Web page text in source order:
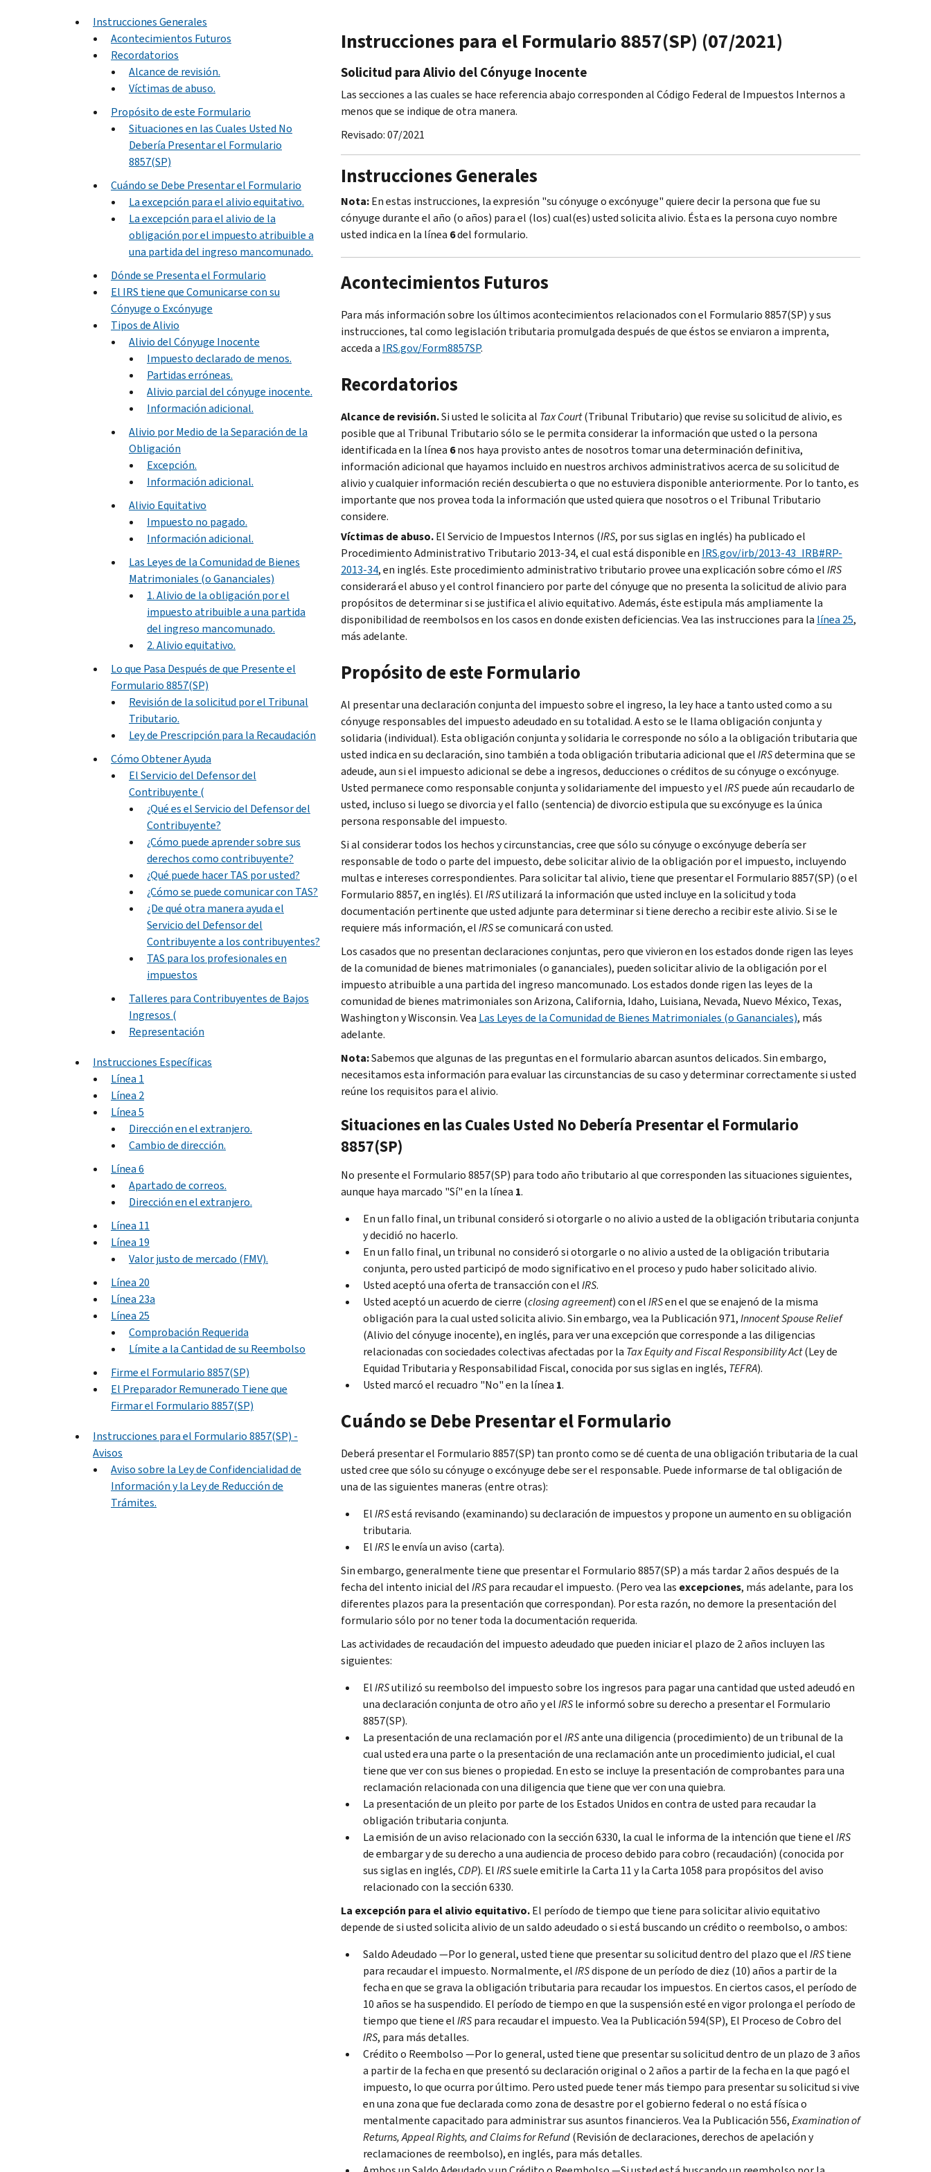
Instrucciones Generales
Acontecimientos Futuros
Recordatorios
Alcance de revisión.
Víctimas de abuso.
Propósito de este Formulario
Situaciones en las Cuales Usted No
Debería Presentar el Formulario
8857(SP)
Cuándo se Debe Presentar el Formulario
La excepción para el alivio equitativo.
La excepción para el alivio de la
obligación por el impuesto atribuible a
una partida del ingreso mancomunado.
Dónde se Presenta el Formulario
El IRS tiene que Comunicarse con su
Cónyuge o Excónyuge
Tipos de Alivio
Alivio del Cónyuge Inocente
Impuesto declarado de menos.
Partidas erróneas.
Alivio parcial del cónyuge inocente.
Información adicional.
Alivio por Medio de la Separación de la
Obligación
Excepción.
Información adicional.
Alivio Equitativo
Impuesto no pagado.
Información adicional.
Las Leyes de la Comunidad de Bienes
Matrimoniales (o Gananciales)
1. Alivio de la obligación por el
impuesto atribuible a una partida
del ingreso mancomunado.
2. Alivio equitativo.
Lo que Pasa Después de que Presente el
Formulario 8857(SP)
Revisión de la solicitud por el Tribunal
Tributario.
Ley de Prescripción para la Recaudación
Cómo Obtener Ayuda
El Servicio del Defensor del
Contribuyente (
¿Qué es el Servicio del Defensor del
Contribuyente?
¿Cómo puede aprender sobre sus
derechos como contribuyente?
¿Qué puede hacer TAS por usted?
¿Cómo se puede comunicar con TAS?
¿De qué otra manera ayuda el
Servicio del Defensor del
Contribuyente a los contribuyentes?
TAS para los profesionales en
impuestos
Talleres para Contribuyentes de Bajos
Ingresos (
Representación
Instrucciones Específicas
Línea 1
Línea 2
Línea 5
Dirección en el extranjero.
Cambio de dirección.
Línea 6
Apartado de correos.
Dirección en el extranjero.
Línea 11
Línea 19
Valor justo de mercado (FMV).
Línea 20
Línea 23a
Línea 25
Comprobación Requerida
Límite a la Cantidad de su Reembolso
Firme el Formulario 8857(SP)
El Preparador Remunerado Tiene que
Firmar el Formulario 8857(SP)
Instrucciones para el Formulario 8857(SP) -
Avisos
Aviso sobre la Ley de Confidencialidad de
Información y la Ley de Reducción de
Trámites.
Instrucciones para el Formulario 8857(SP) (07/2021)
Solicitud para Alivio del Cónyuge Inocente
Las secciones a las cuales se hace referencia abajo corresponden al Código Federal de Impuestos Internos a
menos que se indique de otra manera.
Revisado: 07/2021
Instrucciones Generales
Nota:En estas instrucciones, la expresión "su cónyuge o excónyuge" quiere decir la persona que fue su
cónyuge durante el año (o años) para el (los) cual(es) usted solicita alivio. Ésta es la persona cuyo nombre
usted indica en la línea 6del formulario.
Acontecimientos Futuros
Para más información sobre los últimos acontecimientos relacionados con el Formulario 8857(SP) y sus
instrucciones, tal como legislación tributaria promulgada después de que éstos se enviaron a imprenta,
acceda a IRS.gov/Form8857SP.
Recordatorios
Alcance de revisión.Si usted le solicita al Tax Court(Tribunal Tributario) que revise su solicitud de alivio, es
posible que al Tribunal Tributario sólo se le permita considerar la información que usted o la persona
identificada en la línea 6nos haya provisto antes de nosotros tomar una determinación definitiva,
información adicional que hayamos incluido en nuestros archivos administrativos acerca de su solicitud de
alivio y cualquier información recién descubierta o que no estuviera disponible anteriormente. Por lo tanto, es
importante que nos provea toda la información que usted quiera que nosotros o el Tribunal Tributario
considere.
Víctimas de abuso.El Servicio de Impuestos Internos (IRS, por sus siglas en inglés) ha publicado el
Procedimiento Administrativo Tributario 2013-34, el cual está disponible en IRS.gov/irb/2013-43_IRB#RP-
2013-34, en inglés. Este procedimiento administrativo tributario provee una explicación sobre cómo elIRS
considerará el abuso y el control financiero por parte del cónyuge que no presenta la solicitud de alivio para
propósitos de determinar si se justifica el alivio equitativo. Además, éste estipula más ampliamente la
disponibilidad de reembolsos en los casos en donde existen deficiencias. Vea las instrucciones para la línea 25,
más adelante.
Propósito de este Formulario
Al presentar una declaración conjunta del impuesto sobre el ingreso, la ley hace a tanto usted como a su
cónyuge responsables del impuesto adeudado en su totalidad. A esto se le llama obligación conjunta y
solidaria (individual). Esta obligación conjunta y solidaria le corresponde no sólo a la obligación tributaria que
usted indica en su declaración, sino también a toda obligación tributaria adicional que elIRSdetermina que se
adeude, aun si el impuesto adicional se debe a ingresos, deducciones o créditos de su cónyuge o excónyuge.
Usted permanece como responsable conjunta y solidariamente del impuesto y elIRSpuede aún recaudarlo de
usted, incluso si luego se divorcia y el fallo (sentencia) de divorcio estipula que su excónyuge es la única
persona responsable del impuesto.
Si al considerar todos los hechos y circunstancias, cree que sólo su cónyuge o excónyuge debería ser
responsable de todo o parte del impuesto, debe solicitar alivio de la obligación por el impuesto, incluyendo
multas e intereses correspondientes. Para solicitar tal alivio, tiene que presentar el Formulario 8857(SP) (o el
Formulario 8857, en inglés). ElIRSutilizará la información que usted incluye en la solicitud y toda
documentación pertinente que usted adjunte para determinar si tiene derecho a recibir este alivio. Si se le
requiere más información, elIRSse comunicará con usted.
Los casados que no presentan declaraciones conjuntas, pero que vivieron en los estados donde rigen las leyes
de la comunidad de bienes matrimoniales (o gananciales), pueden solicitar alivio de la obligación por el
impuesto atribuible a una partida del ingreso mancomunado. Los estados donde rigen las leyes de la
comunidad de bienes matrimoniales son Arizona, California, Idaho, Luisiana, Nevada, Nuevo México, Texas,
Washington y Wisconsin. Vea Las Leyes de la Comunidad de Bienes Matrimoniales (o Gananciales), más
adelante.
Nota:Sabemos que algunas de las preguntas en el formulario abarcan asuntos delicados. Sin embargo,
necesitamos esta información para evaluar las circunstancias de su caso y determinar correctamente si usted
reúne los requisitos para el alivio.
Situaciones en las Cuales Usted No Debería Presentar el Formulario
8857(SP)
No presente el Formulario 8857(SP) para todo año tributario al que corresponden las situaciones siguientes,
aunque haya marcado "Sí" en la línea 1.
En un fallo final, un tribunal consideró si otorgarle o no alivio a usted de la obligación tributaria conjunta
y decidió no hacerlo.
En un fallo final, un tribunal no consideró si otorgarle o no alivio a usted de la obligación tributaria
conjunta, pero usted participó de modo significativo en el proceso y pudo haber solicitado alivio.
Usted aceptó una oferta de transacción con elIRS.
Usted aceptó un acuerdo de cierre (closing agreement) con elIRSen el que se enajenó de la misma
obligación para la cual usted solicita alivio. Sin embargo, vea la Publicación 971,Innocent Spouse Relief
(Alivio del cónyuge inocente), en inglés, para ver una excepción que corresponde a las diligencias
relacionadas con sociedades colectivas afectadas por la Tax Equity and Fiscal Responsibility Act(Ley de
Equidad Tributaria y Responsabilidad Fiscal, conocida por sus siglas en inglés, TEFRA).
Usted marcó el recuadro "No" en la línea 1.
Cuándo se Debe Presentar el Formulario
Deberá presentar el Formulario 8857(SP) tan pronto como se dé cuenta de una obligación tributaria de la cual
usted cree que sólo su cónyuge o excónyuge debe ser el responsable. Puede informarse de tal obligación de
una de las siguientes maneras (entre otras):
ElIRSestá revisando (examinando) su declaración de impuestos y propone un aumento en su obligación
tributaria.
ElIRSle envía un aviso (carta).
Sin embargo, generalmente tiene que presentar el Formulario 8857(SP) a más tardar 2 años después de la
fecha del intento inicial delIRSpara recaudar el impuesto. (Pero vea las excepciones, más adelante, para los
diferentes plazos para la presentación que correspondan). Por esta razón, no demore la presentación del
formulario sólo por no tener toda la documentación requerida.
Las actividades de recaudación del impuesto adeudado que pueden iniciar el plazo de 2 años incluyen las
siguientes:
ElIRSutilizó su reembolso del impuesto sobre los ingresos para pagar una cantidad que usted adeudó en
una declaración conjunta de otro año y elIRSle informó sobre su derecho a presentar el Formulario
8857(SP).
La presentación de una reclamación por elIRSante una diligencia (procedimiento) de un tribunal de la
cual usted era una parte o la presentación de una reclamación ante un procedimiento judicial, el cual
tiene que ver con sus bienes o propiedad. En esto se incluye la presentación de comprobantes para una
reclamación relacionada con una diligencia que tiene que ver con una quiebra.
La presentación de un pleito por parte de los Estados Unidos en contra de usted para recaudar la
obligación tributaria conjunta.
La emisión de un aviso relacionado con la sección 6330, la cual le informa de la intención que tiene elIRS
de embargar y de su derecho a una audiencia de proceso debido para cobro (recaudación) (conocida por
sus siglas en inglés, CDP). ElIRSsuele emitirle la Carta 11 y la Carta 1058 para propósitos del aviso
relacionado con la sección 6330.
La excepción para el alivio equitativo.El período de tiempo que tiene para solicitar alivio equitativo
depende de si usted solicita alivio de un saldo adeudado o si está buscando un crédito o reembolso, o ambos:
Saldo Adeudado —Por lo general, usted tiene que presentar su solicitud dentro del plazo que elIRStiene
para recaudar el impuesto. Normalmente, elIRSdispone de un período de diez (10) años a partir de la
fecha en que se grava la obligación tributaria para recaudar los impuestos. En ciertos casos, el período de
10 años se ha suspendido. El período de tiempo en que la suspensión esté en vigor prolonga el período de
tiempo que tiene elIRSpara recaudar el impuesto. Vea la Publicación 594(SP), El Proceso de Cobro del
IRS, para más detalles.
Crédito o Reembolso —Por lo general, usted tiene que presentar su solicitud dentro de un plazo de 3 años
a partir de la fecha en que presentó su declaración original o 2 años a partir de la fecha en la que pagó el
impuesto, lo que ocurra por último. Pero usted puede tener más tiempo para presentar su solicitud si vive
en una zona que fue declarada como zona de desastre por el gobierno federal o no está física o
mentalmente capacitado para administrar sus asuntos financieros. Vea la Publicación 556,Examination of
Returns, Appeal Rights, and Claims for Refund(Revisión de declaraciones, derechos de apelación y
reclamaciones de reembolso), en inglés, para más detalles.